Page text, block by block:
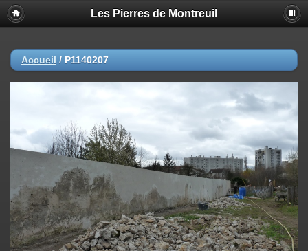
Les Pierres de Montreuil
Accueil / P1140207